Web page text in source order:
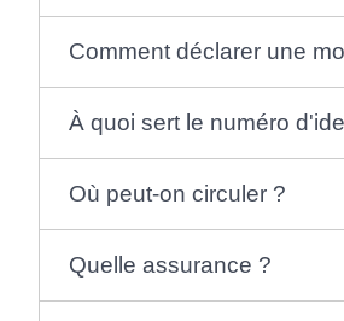
Comment déclarer une
À quoi sert le numéro
Où peut-on circuler ?
Quelle assurance ?